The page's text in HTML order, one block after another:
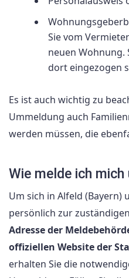
Sie vom
neuen Wohnung.
dort eingezogen
Es ist auch wichtig zu
Ummeldung auch
werden müssen, die
Wie melde ich mich
Um sich in Alfeld (Bayern)
persönlich zur
Adresse der
offiziellen Website der
erhalten Sie die